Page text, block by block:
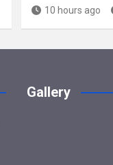
10 hours ago
Gallery